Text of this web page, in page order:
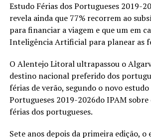
Estudo Férias dos Portugueses 2019-
revela ainda que 77% recorrem ao
para financiar a viagem e que um em
Inteligência Artificial para planear as
O Alentejo Litoral ultrapassou o
destino nacional preferido dos
férias de verão, segundo o novo estudo
Portugueses 2019-2026do IPAM sobre
férias dos portugueses.
Sete anos depois da primeira edição,